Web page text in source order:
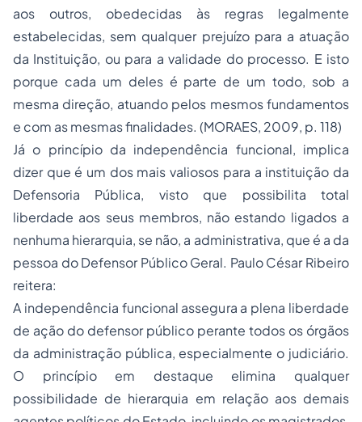
aos outros, obedecidas às regras legalmente
estabelecidas, sem qualquer prejuízo para a atuação
da Instituição, ou para a validade do processo. E isto
porque cada um deles é parte de um todo, sob a
mesma direção, atuando pelos mesmos fundamentos
e com as mesmas finalidades. (MORAES, 2009, p. 118)
Já o princípio da independência funcional, implica
dizer que é um dos mais valiosos para a instituição da
Defensoria Pública, visto que possibilita total
liberdade aos seus membros, não estando ligados a
nenhuma hierarquia, se não, a administrativa, que é a da
pessoa do Defensor Público Geral. Paulo César Ribeiro
reitera:
A independência funcional assegura a plena liberdade
de ação do defensor público perante todos os órgãos
da administração pública, especialmente o judiciário.
O princípio em destaque elimina qualquer
possibilidade de hierarquia em relação aos demais